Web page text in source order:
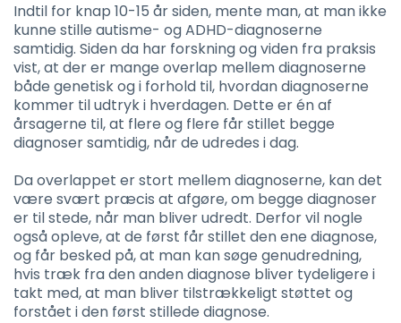
Indtil for knap 10-15 år siden, mente man, at man ikke
kunne stille autisme- og ADHD-diagnoserne
samtidig. Siden da har forskning og viden fra praksis
vist, at der er mange overlap mellem diagnoserne
både genetisk og i forhold til, hvordan diagnoserne
kommer til udtryk i hverdagen. Dette er én af
årsagerne til, at flere og flere får stillet begge
diagnoser samtidig, når de udredes i dag.
Da overlappet er stort mellem diagnoserne, kan det
være svært præcis at afgøre, om begge diagnoser
er til stede, når man bliver udredt. Derfor vil nogle
også opleve, at de først får stillet den ene diagnose,
og får besked på, at man kan søge genudredning,
hvis træk fra den anden diagnose bliver tydeligere i
takt med, at man bliver tilstrækkeligt støttet og
forstået i den først stillede diagnose.